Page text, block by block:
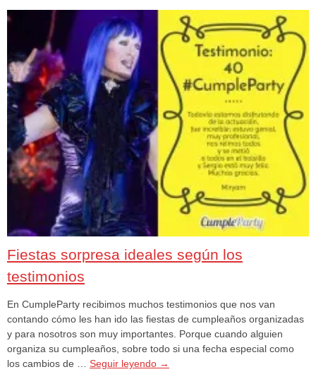
Fiestas sorpresa ideales según los
testimonios
En CumpleParty recibimos muchos testimonios que nos van
contando cómo les han ido las fiestas de cumpleaños organizadas
y para nosotros son muy importantes. Porque cuando alguien
organiza su cumpleaños, sobre todo si una fecha especial como
los cambios de … Seguir leyendo →